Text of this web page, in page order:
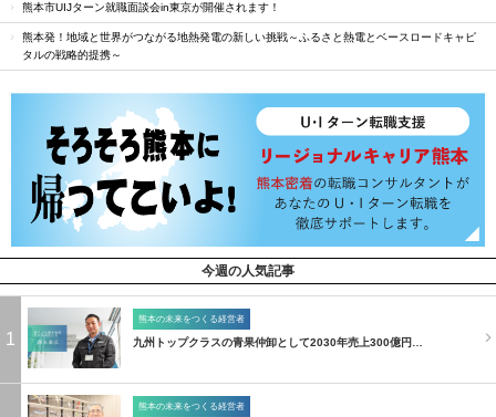
熊本市UIJターン就職面談会in東京が開催されます！
熊本発！地域と世界がつながる地熱発電の新しい挑戦～ふるさと熱電とベースロードキャピ
タルの戦略的提携～
今週の人気記事
1
熊本の未来をつくる経営者
九州トップクラスの青果仲卸として2030年売上300億円…
熊本の未来をつくる経営者